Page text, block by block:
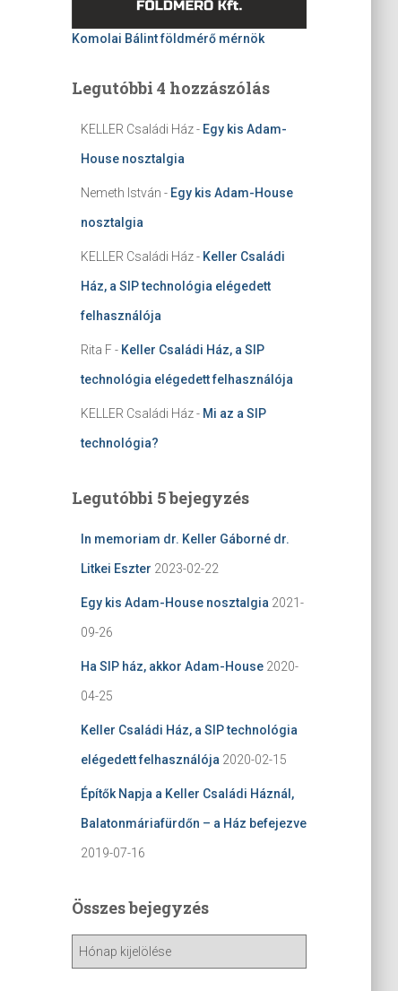
Komolai Bálint földmérő mérnök
Legutóbbi 4 hozzászólás
KELLER Családi Ház- Egy kis Adam-
House nosztalgia
Nemeth István - Egy kis Adam-House
nosztalgia
KELLER Családi Ház- Keller Családi
Ház, a SIP technológia elégedett
felhasználója
Rita F- Keller Családi Ház, a SIP
technológia elégedett felhasználója
KELLER Családi Ház- Mi az a SIP
technológia?
Legutóbbi 5 bejegyzés
In memoriam dr. Keller Gáborné dr.
Litkei Eszter 2023-02-22
Egy kis Adam-House nosztalgia 2021-
09-26
Ha SIP ház, akkor Adam-House 2020-
04-25
Keller Családi Ház, a SIP technológia
elégedett felhasználója 2020-02-15
Építők Napja a Keller Családi Háznál,
Balatonmáriafürdőn – a Ház befejezve
2019-07-16
Összes bejegyzés